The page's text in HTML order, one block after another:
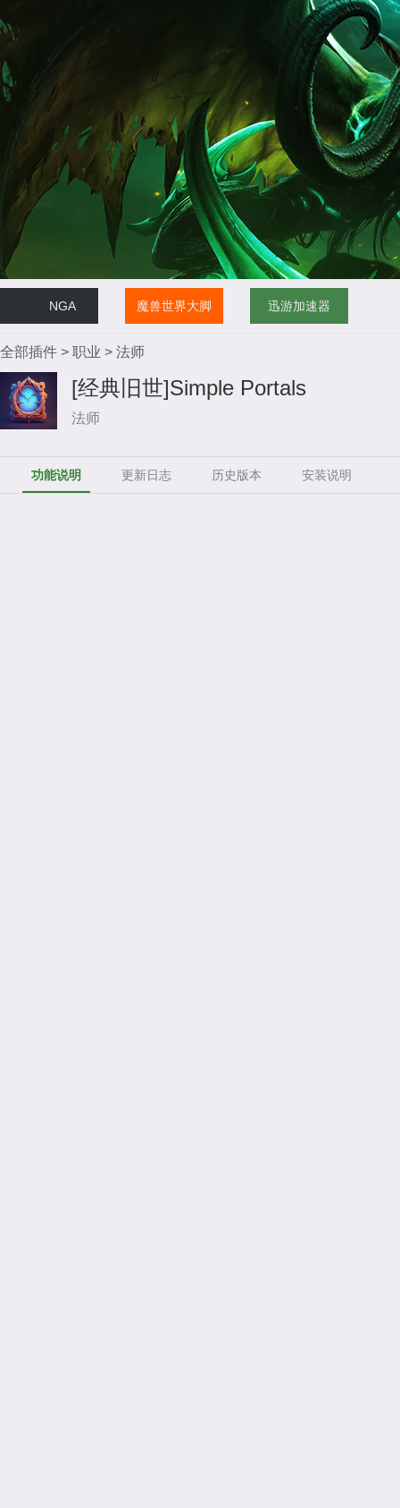
NGA 魔兽世界大脚 迅游加速器
全部插件 > 职业 > 法师
[经典旧世]Simple Portals
法师
功能说明 更新日志 历史版本 安装说明